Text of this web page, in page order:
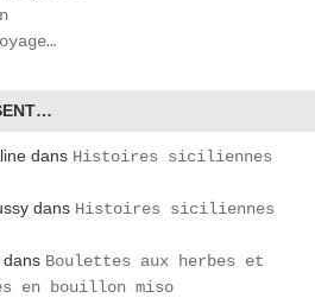
dans Histoires siciliennes
dans Histoires siciliennes
dans Boulettes aux herbes et
en bouillon miso